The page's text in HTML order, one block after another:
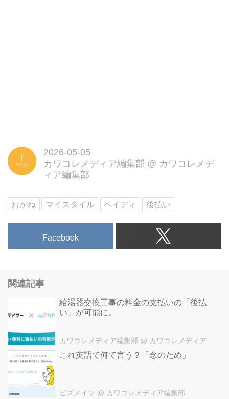
2026-05-05
カワコレメディア編集部 @ カワコレメデ
ィア編集部
おかね マイスタイル ペイディ 後払い
Facebook
関連記事
給湯器交換工事の料金の支払いの「後払
い」が可能に。
カワコレメディア編集部 @ カワコレメディア編集部
これ英語で何て言う？「念のため」
ビズメイツ @ カワコレメディア編集部